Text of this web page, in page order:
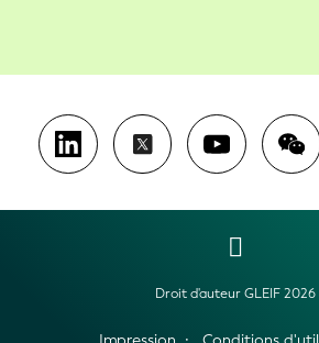
Droit d'auteur GLEIF 2026